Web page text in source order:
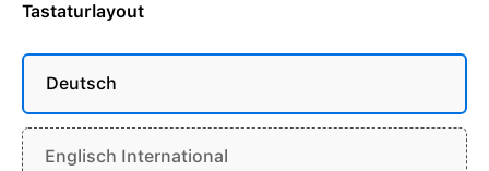
Tastaturlayout
Deutsch
Englisch International